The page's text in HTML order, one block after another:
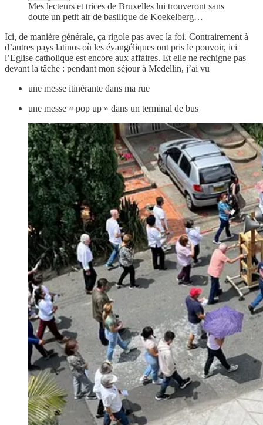
Mes lecteurs et trices de Bruxelles lui trouveront sans
doute un petit air de basilique de Koekelberg…
Ici, de manière générale, ça rigole pas avec la foi. Contrairement à
d’autres pays latinos où les évangéliques ont pris le pouvoir, ici
l’Eglise catholique est encore aux affaires. Et elle ne rechigne pas
devant la tâche : pendant mon séjour à Medellin, j’ai vu
une messe itinérante dans ma rue
une messe « pop up » dans un terminal de bus